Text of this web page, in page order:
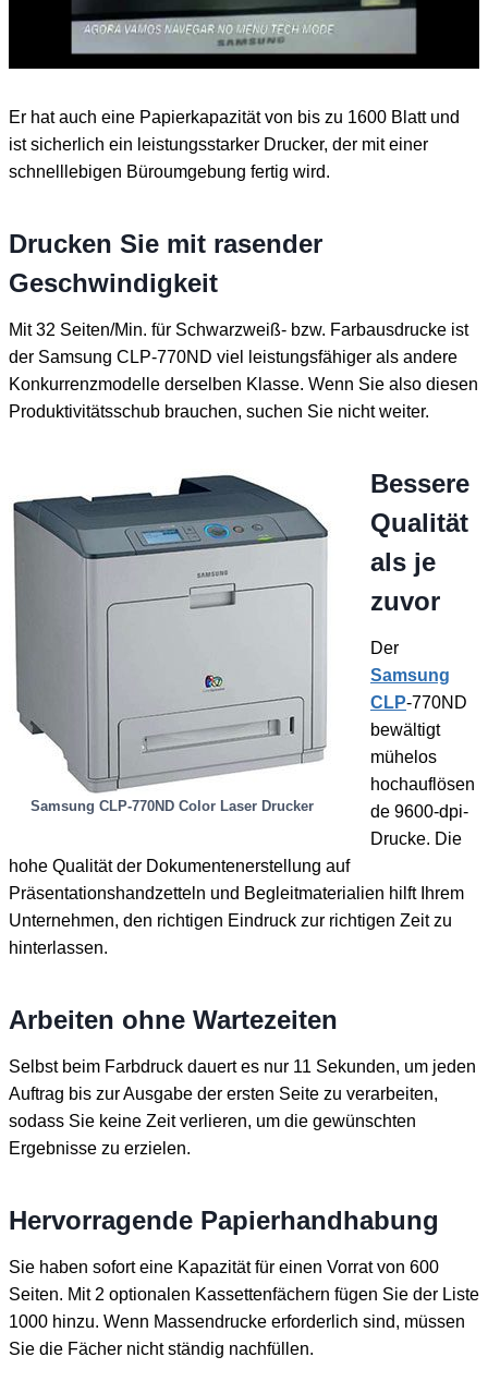
Er hat auch eine Papierkapazität von bis zu 1600 Blatt und
ist sicherlich ein leistungsstarker Drucker, der mit einer
schnelllebigen Büroumgebung fertig wird.
Drucken Sie mit rasender
Geschwindigkeit
Mit 32 Seiten/Min. für Schwarzweiß- bzw. Farbausdrucke ist
der Samsung CLP-770ND viel leistungsfähiger als andere
Konkurrenzmodelle derselben Klasse. Wenn Sie also diesen
Produktivitätsschub brauchen, suchen Sie nicht weiter.
Samsung CLP-770ND Color Laser Drucker
Bessere
Qualität
als je
zuvor
Der
Samsung
CLP-770ND
bewältigt
mühelos
hochauflösen
de 9600-dpi-
Drucke. Die
hohe Qualität der Dokumentenerstellung auf
Präsentationshandzetteln und Begleitmaterialien hilft Ihrem
Unternehmen, den richtigen Eindruck zur richtigen Zeit zu
hinterlassen.
Arbeiten ohne Wartezeiten
Selbst beim Farbdruck dauert es nur 11 Sekunden, um jeden
Auftrag bis zur Ausgabe der ersten Seite zu verarbeiten,
sodass Sie keine Zeit verlieren, um die gewünschten
Ergebnisse zu erzielen.
Hervorragende Papierhandhabung
Sie haben sofort eine Kapazität für einen Vorrat von 600
Seiten. Mit 2 optionalen Kassettenfächern fügen Sie der Liste
1000 hinzu. Wenn Massendrucke erforderlich sind, müssen
Sie die Fächer nicht ständig nachfüllen.